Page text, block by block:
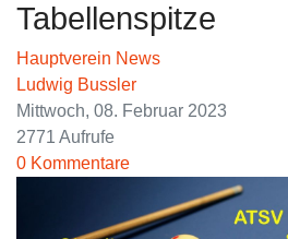
Tabellenspitze
Hauptverein News
Ludwig Bussler
Mittwoch, 08. Februar 2023
2771 Aufrufe
0 Kommentare